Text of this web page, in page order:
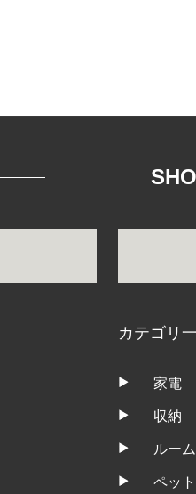
カテゴリ
家電
収納
ルー
ペッ